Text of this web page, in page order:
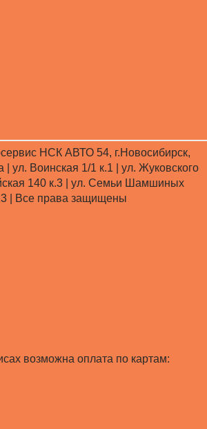
НСК АВТО 54, г.Новосибирск,
| ул. Воинская 1/1 к.1 | ул. Жуковского
140 к.3 | ул. Семьи Шамшиных
|
Все права защищены
возможна оплата по картам: